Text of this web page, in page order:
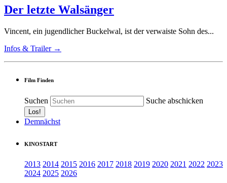
Der letzte Walsänger
Vincent, ein jugendlicher Buckelwal, ist der verwaiste Sohn des...
Infos & Trailer →
Film Finden
Suchen Suche abschicken
Demnächst
KINOSTART
2013 2014 2015 2016 2017 2018 2019 2020 2021 2022 2023
2024 2025 2026